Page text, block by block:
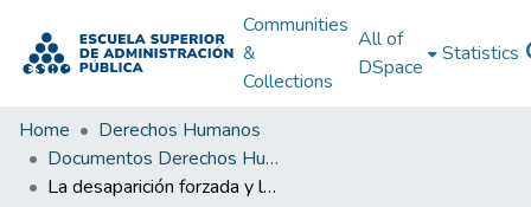
Communities
&
Collections
All of
DSpace
Statistics
Home
Derechos Humanos
Documentos Derechos Humanos
La desaparición forzada y los derechos de las víctimas de violaciones a los derechos humanos